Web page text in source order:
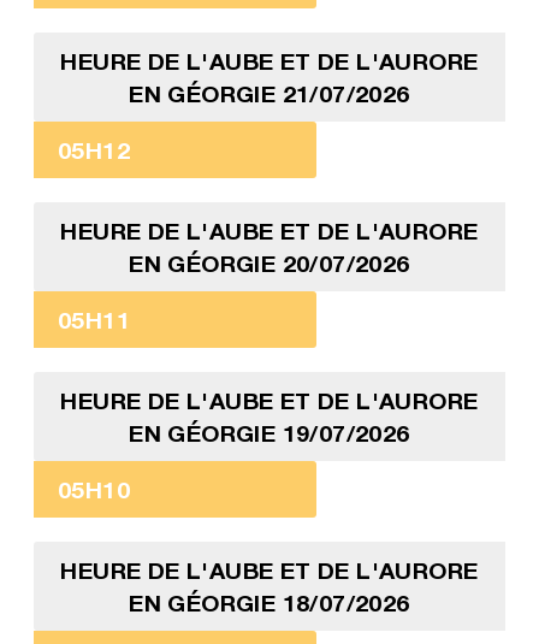
HEURE DE L'AUBE ET DE L'AURORE
EN GÉORGIE 21/07/2026
05H12
HEURE DE L'AUBE ET DE L'AURORE
EN GÉORGIE 20/07/2026
05H11
HEURE DE L'AUBE ET DE L'AURORE
EN GÉORGIE 19/07/2026
05H10
HEURE DE L'AUBE ET DE L'AURORE
EN GÉORGIE 18/07/2026